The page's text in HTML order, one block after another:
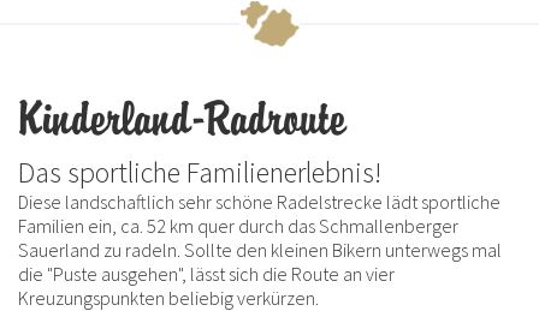
Kinderland-Radroute
Das sportliche Familienerlebnis!
Diese landschaftlich sehr schöne Radelstrecke lädt sportliche
Familien ein, ca. 52 km quer durch das Schmallenberger
Sauerland zu radeln. Sollte den kleinen Bikern unterwegs mal
die "Puste ausgehen", lässt sich die Route an vier
Kreuzungspunkten beliebig verkürzen.